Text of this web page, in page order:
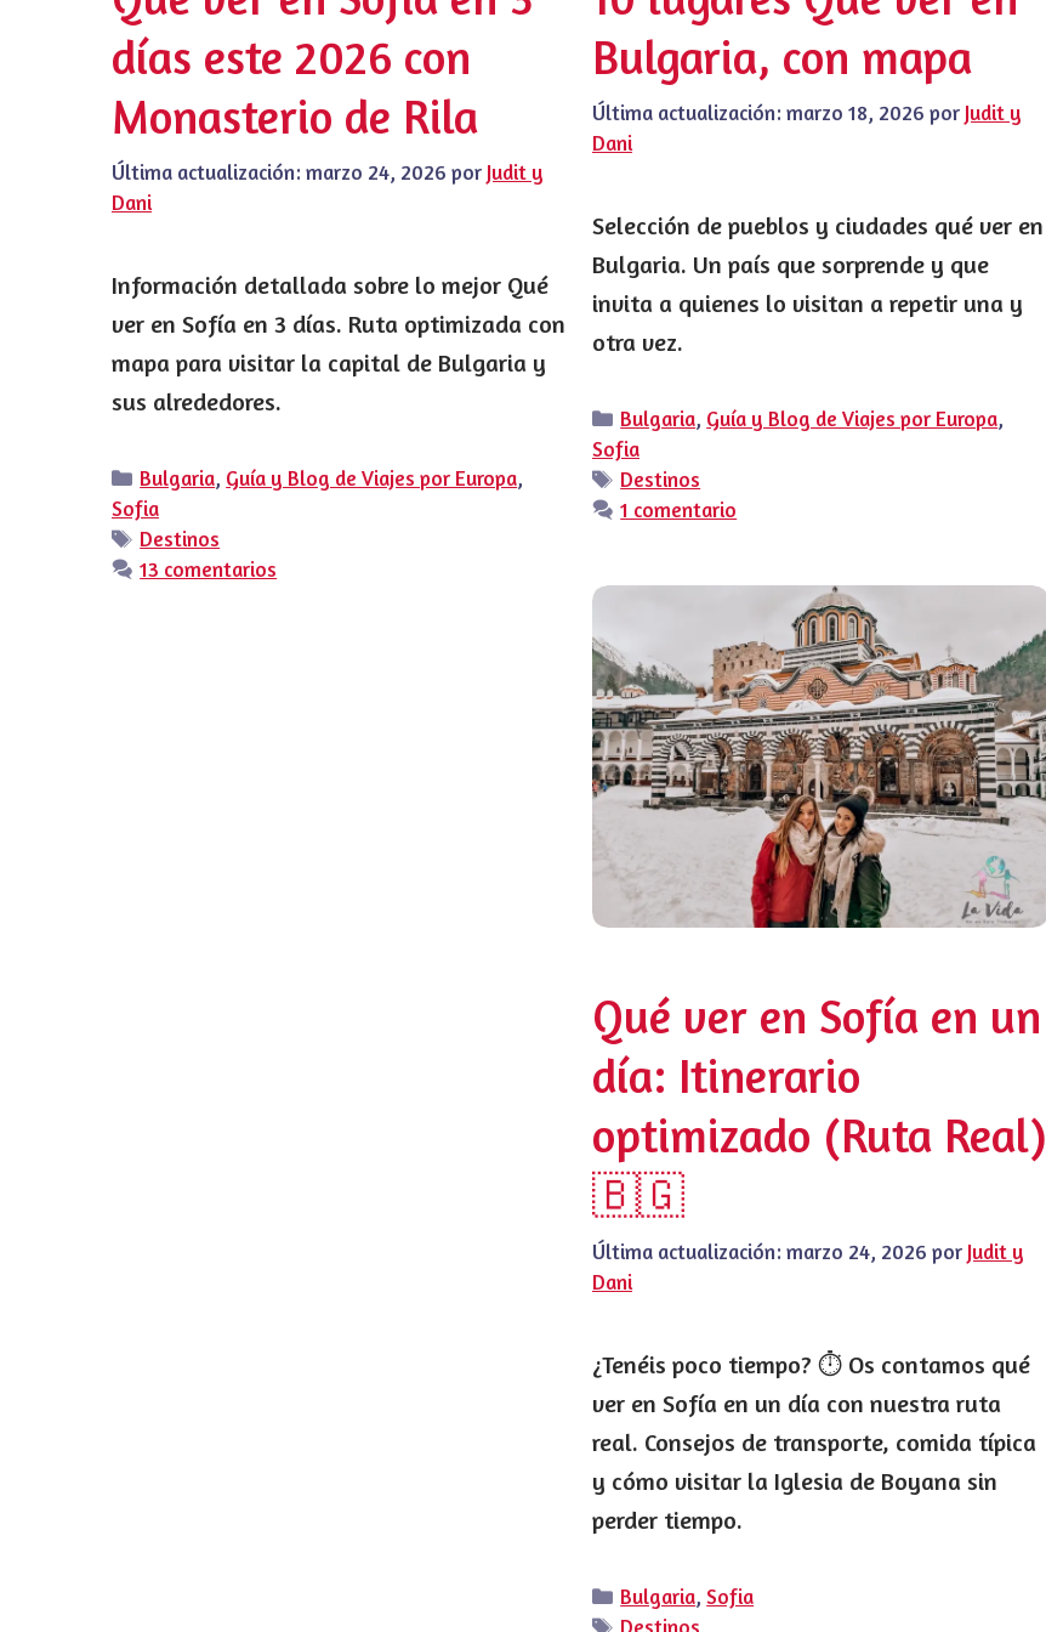
días este 2026 con
Monasterio de Rila
Última actualización: marzo 24, 2026 por Judit y
Dani
Información detallada sobre lo mejor Qué
ver en Sofía en 3 días. Ruta optimizada con
mapa para visitar la capital de Bulgaria y
sus alrededores.
Categorías
Bulgaria, Guía y Blog de Viajes por Europa,
Sofia
Etiquetas
Destinos
13 comentarios
Bulgaria, con mapa
Última actualización: marzo 18, 2026 por Judit y
Dani
Selección de pueblos y ciudades qué ver en
Bulgaria. Un país que sorprende y que
invita a quienes lo visitan a repetir una y
otra vez.
Categorías
Bulgaria, Guía y Blog de Viajes por Europa,
Sofia
Etiquetas
Destinos
1 comentario
Qué ver en Sofía en un
día: Itinerario
optimizado (Ruta Real)
🇧🇬
Última actualización: marzo 24, 2026 por Judit y
Dani
¿Tenéis poco tiempo? ⏱️ Os contamos qué
ver en Sofía en un día con nuestra ruta
real. Consejos de transporte, comida típica
y cómo visitar la Iglesia de Boyana sin
perder tiempo.
Categorías
Bulgaria,Sofia
Etiquetas
Destinos